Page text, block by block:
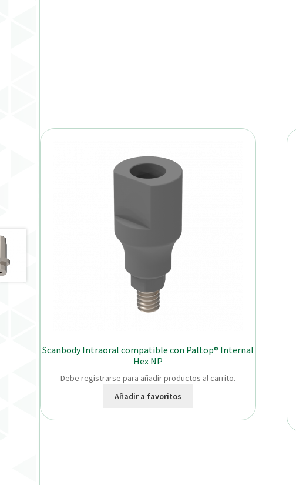
Scanbody Intraoral compatible con Paltop® Internal
Hex NP
Debe registrarse para añadir productos al carrito.
Añadir a favoritos